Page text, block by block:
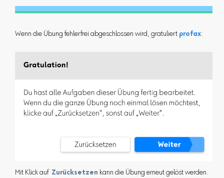
Wenn die Übung fehlerfrei abgeschlossen wird, gratuliert profax:
Mit Klick auf Zurücksetzen kann die Übung erneut gelöst werden.